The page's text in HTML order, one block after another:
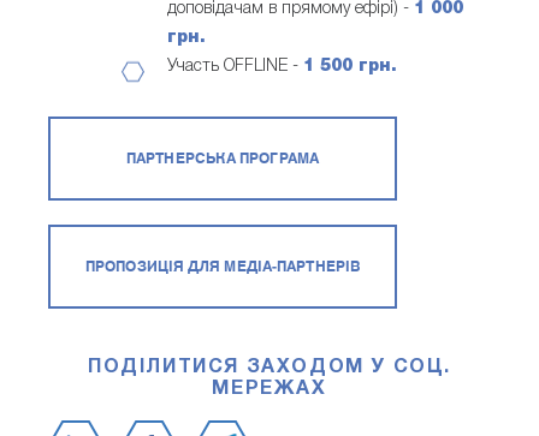
доповідачам в прямому ефірі) - 1 000
грн.
Участь OFFLINE - 1 500 грн.
ПАРТНЕРСЬКА ПРОГРАМА
ПРОПОЗИЦІЯ ДЛЯ МЕДІА-ПАРТНЕРІВ
ПОДІЛИТИСЯ ЗАХОДОМ У СОЦ.
МЕРЕЖАХ